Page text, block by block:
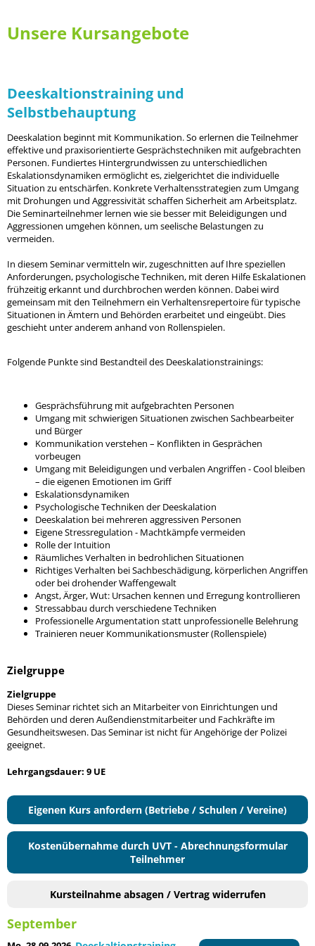
Unsere Kursangebote
Deeskaltionstraining und
Selbstbehauptung
Deeskalation beginnt mit Kommunikation. So erlernen die Teilnehmer
effektive und praxisorientierte Gesprächstechniken mit aufgebrachten
Personen. Fundiertes Hintergrundwissen zu unterschiedlichen
Eskalationsdynamiken ermöglicht es, zielgerichtet die individuelle
Situation zu entschärfen. Konkrete Verhaltensstrategien zum Umgang
mit Drohungen und Aggressivität schaffen Sicherheit am Arbeitsplatz.
Die Seminarteilnehmer lernen wie sie besser mit Beleidigungen und
Aggressionen umgehen können, um seelische Belastungen zu
vermeiden.
In diesem Seminar vermitteln wir, zugeschnitten auf Ihre speziellen
Anforderungen, psychologische Techniken, mit deren Hilfe Eskalationen
frühzeitig erkannt und durchbrochen werden können. Dabei wird
gemeinsam mit den Teilnehmern ein Verhaltensrepertoire für typische
Situationen in Ämtern und Behörden erarbeitet und eingeübt. Dies
geschieht unter anderem anhand von Rollenspielen.
Folgende Punkte sind Bestandteil des Deeskalationstrainings:
Gesprächsführung mit aufgebrachten Personen
Umgang mit schwierigen Situationen zwischen Sachbearbeiter
und Bürger
Kommunikation verstehen – Konflikten in Gesprächen
vorbeugen
Umgang mit Beleidigungen und verbalen Angriffen - Cool bleiben
– die eigenen Emotionen im Griff
Eskalationsdynamiken
Psychologische Techniken der Deeskalation
Deeskalation bei mehreren aggressiven Personen
Eigene Stressregulation - Machtkämpfe vermeiden
Rolle der Intuition
Räumliches Verhalten in bedrohlichen Situationen
Richtiges Verhalten bei Sachbeschädigung, körperlichen Angriffen
oder bei drohender Waffengewalt
Angst, Ärger, Wut: Ursachen kennen und Erregung kontrollieren
Stressabbau durch verschiedene Techniken
Professionelle Argumentation statt unprofessionelle Belehrung
Trainieren neuer Kommunikationsmuster (Rollenspiele)
Zielgruppe
Zielgruppe
Dieses Seminar richtet sich an Mitarbeiter von Einrichtungen und
Behörden und deren Außendienstmitarbeiter und Fachkräfte im
Gesundheitswesen. Das Seminar ist nicht für Angehörige der Polizei
geeignet.
Lehrgangsdauer: 9 UE
Eigenen Kurs anfordern (Betriebe / Schulen / Vereine)
Kostenübernahme durch UVT - Abrechnungsformular
Teilnehmer
Kursteilnahme absagen / Vertrag widerrufen
September